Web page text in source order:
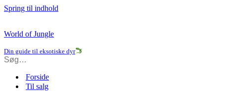
Spring til indhold
World of Jungle
Din guide til eksotiske dyr
Forside
Til salg